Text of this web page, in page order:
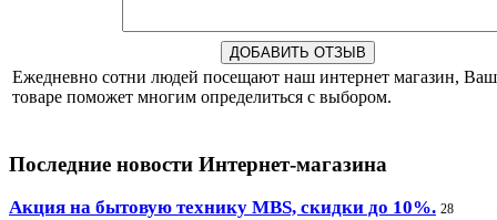
Ежедневно сотни людей посещают наш интернет магазин,
товаре поможет многим определиться с выбором.
Последние новости Интернет-магазина
Акция на бытовую технику MBS, скидки до 10%. 28